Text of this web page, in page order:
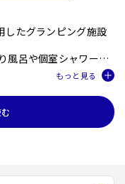
したグランピング施設
風呂や個室シャワーも
同伴 OK のテントを含
、快適にアウトドアキ